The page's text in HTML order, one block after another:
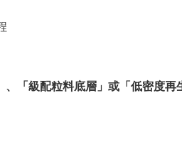
、「級配粒料底層」或「低密度再